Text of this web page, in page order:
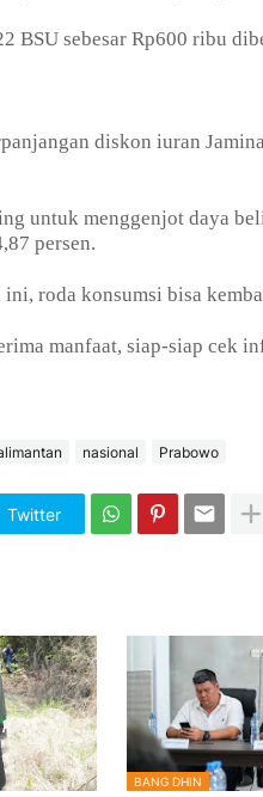
BSU sebesar Rp600 ribu
diskon iuran
untuk menggenjot daya
persen.
ini, roda konsumsi bisa
manfaat, siap-siap cek
nasional Prabowo
Twitter
BANG DHIN